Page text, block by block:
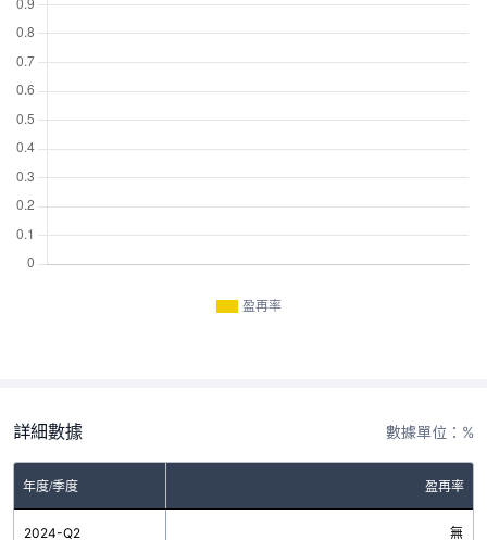
盈再率
詳細數據 數據單位：%
年度/季度 盈再率
2024-Q2 無